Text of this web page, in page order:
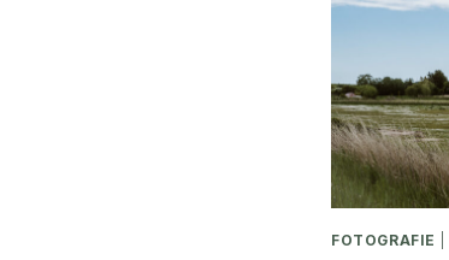
FOTOGRAFIE